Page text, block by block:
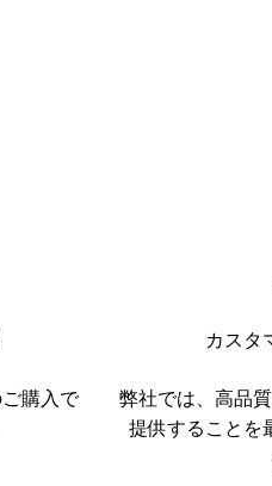
購入で
カスタ
弊社では、高品
提供することを